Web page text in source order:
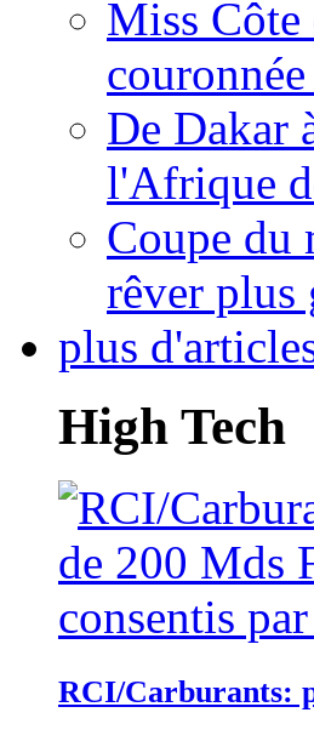
Miss
De Dakar
l'Afrique
Coupe du
rêver plus
plus
High Tech
RCI/Carburants: